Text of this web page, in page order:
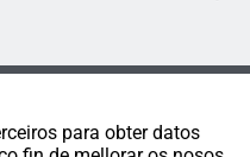
para obter datos